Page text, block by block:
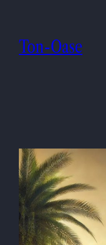
springen
Ton-Oase